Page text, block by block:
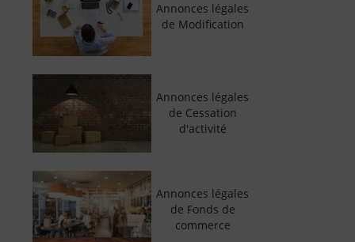
Annonces légales
de Modification
Annonces légales
de Cessation
d'activité
Annonces légales
de Fonds de
commerce